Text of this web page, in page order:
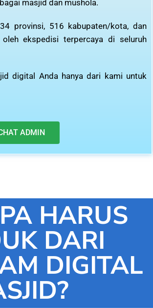
masjid dan mushola.
provinsi, 516 kabupaten/kota, dan
ekspedisi terpercaya di seluruh
digital Anda hanya dari kami untuk
ADMIN
HARUS
DARI
DIGITAL